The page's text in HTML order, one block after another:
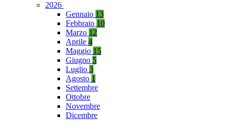
2026
Gennaio 13
Febbraio 10
Marzo 12
Aprile 4
Maggio 15
Giugno 5
Luglio 3
Agosto 1
Settembre
Ottobre
Novembre
Dicembre